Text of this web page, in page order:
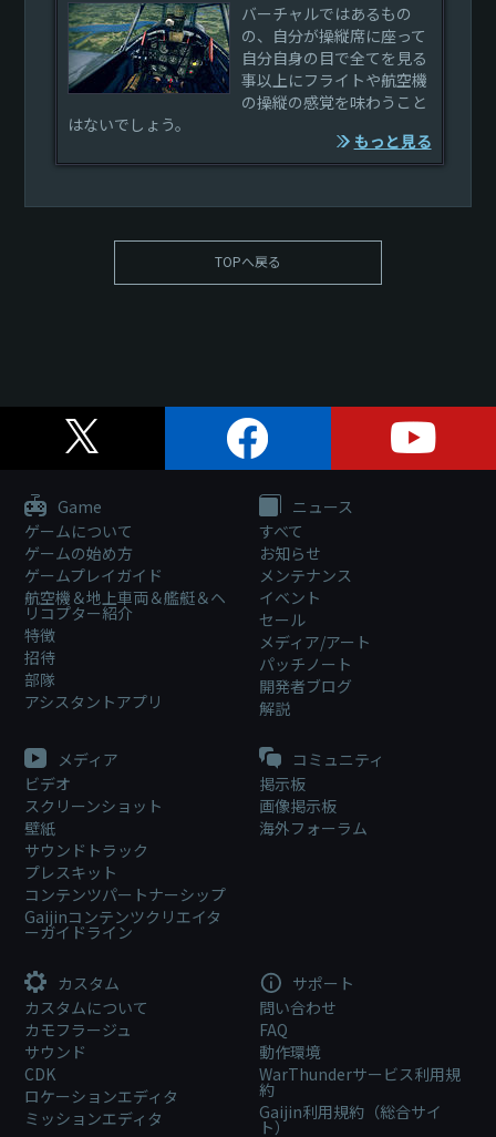
バーチャルではあるもの
の、自分が操縦席に座って
自分自身の目で全てを見る
事以上にフライトや航空機
の操縦の感覚を味わうこと
はないでしょう。
もっと見る
TOPへ戻る
Game
ゲームについて
ゲームの始め方
ゲームプレイガイド
航空機＆地上車両＆艦艇＆ヘ
リコプター紹介
特徴
招待
部隊
アシスタントアプリ
ニュース
すべて
お知らせ
メンテナンス
イベント
セール
メディア/アート
パッチノート
開発者ブログ
解説
メディア
ビデオ
スクリーンショット
壁紙
サウンドトラック
プレスキット
コンテンツパートナーシップ
Gaijinコンテンツクリエイタ
ーガイドライン
コミュニティ
掲示板
画像掲示板
海外フォーラム
カスタム
カスタムについて
カモフラージュ
サウンド
CDK
ロケーションエディタ
ミッションエディタ
サポート
問い合わせ
FAQ
動作環境
WarThunderサービス利用規
約
Gaijin利用規約（総合サイ
ト）